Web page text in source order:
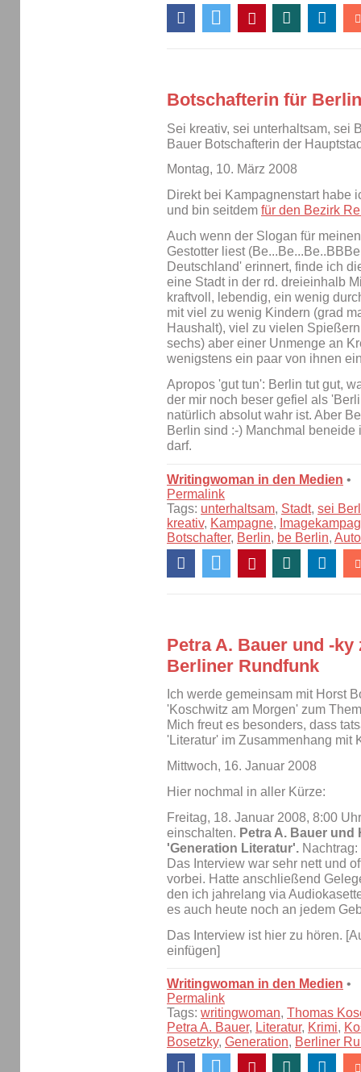
Botschafterin für Berlin
Sei kreativ, sei unterhaltsam, sei
Bauer Botschafterin der
Montag, 10. März 2008
Direkt bei Kampagnenstart habe
und bin seitdem für den Bezirk
Auch wenn der Slogan für
Gestotter liest
Deutschland' erinnert, finde ich
eine Stadt in der rd. dreieinhalb
kraftvoll, lebendig, ein wenig
mit viel zu wenig Kindern (grad
Haushalt), viel zu vielen
sechs) aber einer Unmenge an
wenigstens ein paar von ihnen
Apropos 'gut tun': Berlin tut gut,
der mir noch beser gefiel als
natürlich absolut wahr ist. Aber
Berlin sind :-) Manchmal
darf.
Writingwoman in den Medien •
Permalink
Tags: unterhaltsam, Stadt, sei
kreativ, Kampagne,
Botschafter, Berlin, be Berlin,
Petra A. Bauer und -
Berliner Rundfunk
Ich werde gemeinsam mit Horst
'Koschwitz am Morgen' zum
Mich freut es besonders, dass
'Literatur' im Zusammenhang mit
Mittwoch, 16. Januar 2008
Hier nochmal in aller Kürze:
Freitag, 18. Januar 2008, 8:00
einschalten. Petra A. Bauer
'Generation Literatur'. Nachtrag:
Das Interview war sehr nett und
vorbei. Hatte anschließend
den ich jahrelang via
es auch heute noch an jedem
Das Interview ist hier zu hören.
einfügen]
Writingwoman in den Medien •
Permalink
Tags: writingwoman, Thomas
Petra A. Bauer, Literatur, Krimi,
Bosetzky, Generation, Berliner